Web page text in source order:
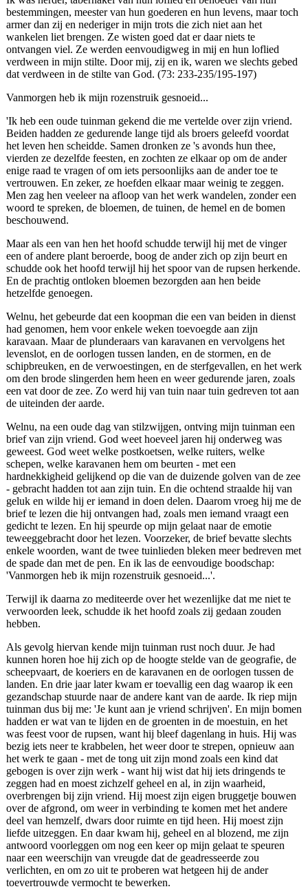
bestemmingen, meester van hun goederen en hun levens, maar toch
armer dan zij en nederiger in mijn trots die zich niet aan het
wankelen liet brengen. Ze wisten goed dat er daar niets te
ontvangen viel. Ze werden eenvoudigweg in mij en hun loflied
verdween in mijn stilte. Door mij, zij en ik, waren we slechts gebed
dat verdween in de stilte van God. (73: 233-235/195-197)
Vanmorgen heb ik mijn rozenstruik gesnoeid...
'Ik heb een oude tuinman gekend die me vertelde over zijn vriend.
Beiden hadden ze gedurende lange tijd als broers geleefd voordat
het leven hen scheidde. Samen dronken ze 's avonds hun thee,
vierden ze dezelfde feesten, en zochten ze elkaar op om de ander
enige raad te vragen of om iets persoonlijks aan de ander toe te
vertrouwen. En zeker, ze hoefden elkaar maar weinig te zeggen.
Men zag hen veeleer na afloop van het werk wandelen, zonder een
woord te spreken, de bloemen, de tuinen, de hemel en de bomen
beschouwend.
Maar als een van hen het hoofd schudde terwijl hij met de vinger
een of andere plant beroerde, boog de ander zich op zijn beurt en
schudde ook het hoofd terwijl hij het spoor van de rupsen herkende.
En de prachtig ontloken bloemen bezorgden aan hen beide
hetzelfde genoegen.
Welnu, het gebeurde dat een koopman die een van beiden in dienst
had genomen, hem voor enkele weken toevoegde aan zijn
karavaan. Maar de plunderaars van karavanen en vervolgens het
levenslot, en de oorlogen tussen landen, en de stormen, en de
schipbreuken, en de verwoestingen, en de sterfgevallen, en het werk
om den brode slingerden hem heen en weer gedurende jaren, zoals
een vat door de zee. Zo werd hij van tuin naar tuin gedreven tot aan
de uiteinden der aarde.
Welnu, na een oude dag van stilzwijgen, ontving mijn tuinman een
brief van zijn vriend. God weet hoeveel jaren hij onderweg was
geweest. God weet welke postkoetsen, welke ruiters, welke
schepen, welke karavanen hem om beurten - met een
hardnekkigheid gelijkend op die van de duizende golven van de zee
- gebracht hadden tot aan zijn tuin. En die ochtend straalde hij van
geluk en wilde hij er iemand in doen delen. Daarom vroeg hij me de
brief te lezen die hij ontvangen had, zoals men iemand vraagt een
gedicht te lezen. En hij speurde op mijn gelaat naar de emotie
teweeggebracht door het lezen. Voorzeker, de brief bevatte slechts
enkele woorden, want de twee tuinlieden bleken meer bedreven met
de spade dan met de pen. En ik las de eenvoudige boodschap:
'Vanmorgen heb ik mijn rozenstruik gesnoeid...'.
Terwijl ik daarna zo mediteerde over het wezenlijke dat me niet te
verwoorden leek, schudde ik het hoofd zoals zij gedaan zouden
hebben.
Als gevolg hiervan kende mijn tuinman rust noch duur. Je had
kunnen horen hoe hij zich op de hoogte stelde van de geografie, de
scheepvaart, de koeriers en de karavanen en de oorlogen tussen de
landen. En drie jaar later kwam er toevallig een dag waarop ik een
gezandschap stuurde naar de andere kant van de aarde. Ik riep mijn
tuinman dus bij me: 'Je kunt aan je vriend schrijven'. En mijn bomen
hadden er wat van te lijden en de groenten in de moestuin, en het
was feest voor de rupsen, want hij bleef dagenlang in huis. Hij was
bezig iets neer te krabbelen, het weer door te strepen, opnieuw aan
het werk te gaan - met de tong uit zijn mond zoals een kind dat
gebogen is over zijn werk - want hij wist dat hij iets dringends te
zeggen had en moest zichzelf geheel en al, in zijn waarheid,
overbrengen bij zijn vriend. Hij moest zijn eigen bruggetje bouwen
over de afgrond, om weer in verbinding te komen met het andere
deel van hemzelf, dwars door ruimte en tijd heen. Hij moest zijn
liefde uitzeggen. En daar kwam hij, geheel en al blozend, me zijn
antwoord voorleggen om nog een keer op mijn gelaat te speuren
naar een weerschijn van vreugde dat de geadresseerde zou
verlichten, en om zo uit te proberen wat hetgeen hij de ander
toevertrouwde vermocht te bewerken.